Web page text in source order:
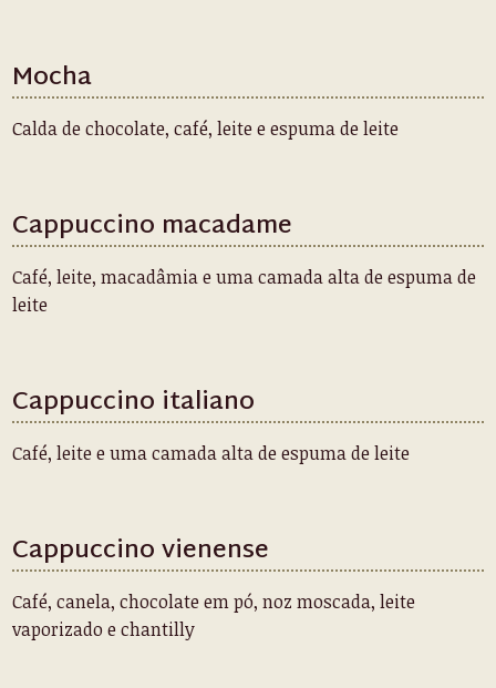
Mocha
Calda de chocolate, café, leite e espuma de leite
Cappuccino macadame
Café, leite, macadâmia e uma camada alta de espuma de
leite
Cappuccino italiano
Café, leite e uma camada alta de espuma de leite
Cappuccino vienense
Café, canela, chocolate em pó, noz moscada, leite
vaporizado e chantilly